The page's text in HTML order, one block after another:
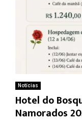
Notícias
Hotel do
Namorados